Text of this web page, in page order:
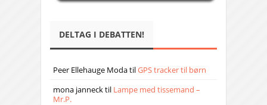
DELTAG I DEBATTEN!
Peer Ellehauge ModatilGPS tracker til børn
mona jannecktil Lampe med tissemand –
Mr.P.